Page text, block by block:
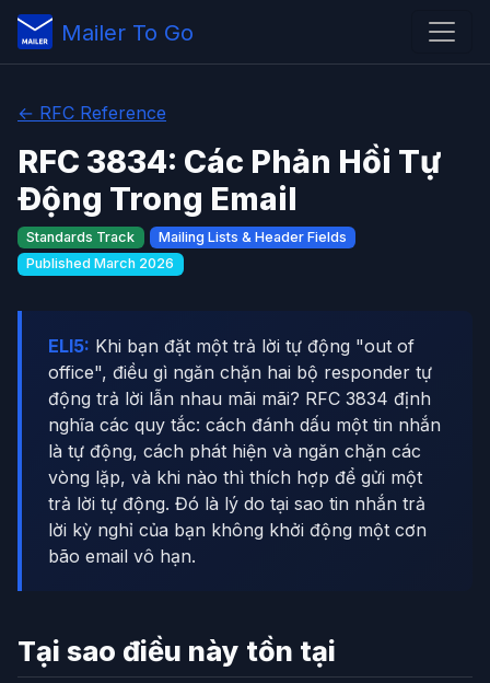
Mailer To Go
← RFC Reference
RFC 3834: Các Phản Hồi Tự
Động Trong Email
Standards Track
Mailing Lists & Header Fields
Published March 2026
ELI5: Khi bạn đặt một trả lời tự động "out of
office", điều gì ngăn chặn hai bộ responder tự
động trả lời lẫn nhau mãi mãi? RFC 3834 định
nghĩa các quy tắc: cách đánh dấu một tin nhắn
là tự động, cách phát hiện và ngăn chặn các
vòng lặp, và khi nào thì thích hợp để gửi một
trả lời tự động. Đó là lý do tại sao tin nhắn trả
lời kỳ nghỉ của bạn không khởi động một cơn
bão email vô hạn.
Tại sao điều này tồn tại